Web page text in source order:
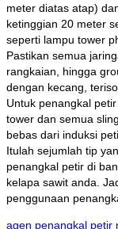
meter diatas atap)
ketinggian 20 meter
seperti lampu tower
Pastikan semua
rangkaian, hingga
dengan kecang,
Untuk penangkal
tower dan semua
bebas dari induksi
Itulah sejumlah tip
penangkal petir di
kelapa sawit anda.
penggunaan
agen penangkal petir